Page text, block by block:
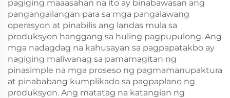
pagiging maaasahan na ito ay binabawasan ang
pangangailangan para sa mga pangalawang
operasyon at pinabilis ang landas mula sa
produksyon hanggang sa huling pagpupulong. Ang
mga nadagdag na kahusayan sa pagpapatakbo ay
nagiging maliwanag sa pamamagitan ng
pinasimple na mga proseso ng pagmamanupaktura
at pinababang kumplikado sa pagpaplano ng
produksyon. Ang matatag na katangian ng